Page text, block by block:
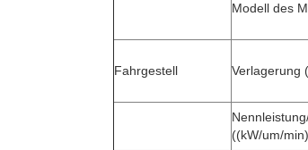
Modell des
Fahrgestell Verlagerung
((kW/um/min)